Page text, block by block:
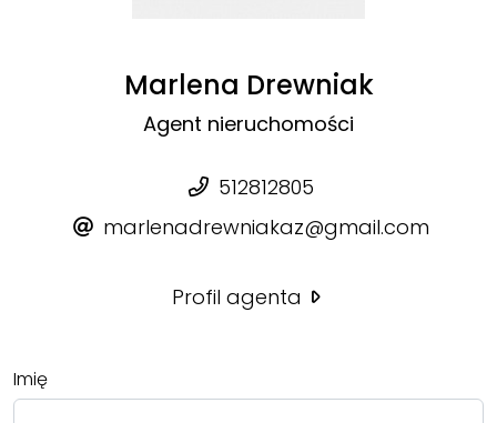
Marlena Drewniak
Agent nieruchomości
512812805
marlenadrewniakaz@gmail.com
Profil agenta
Imię